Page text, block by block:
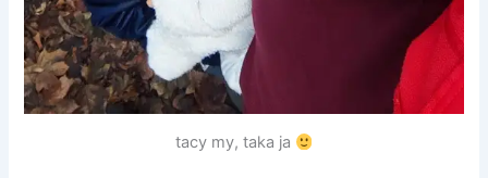
tacy my, taka ja